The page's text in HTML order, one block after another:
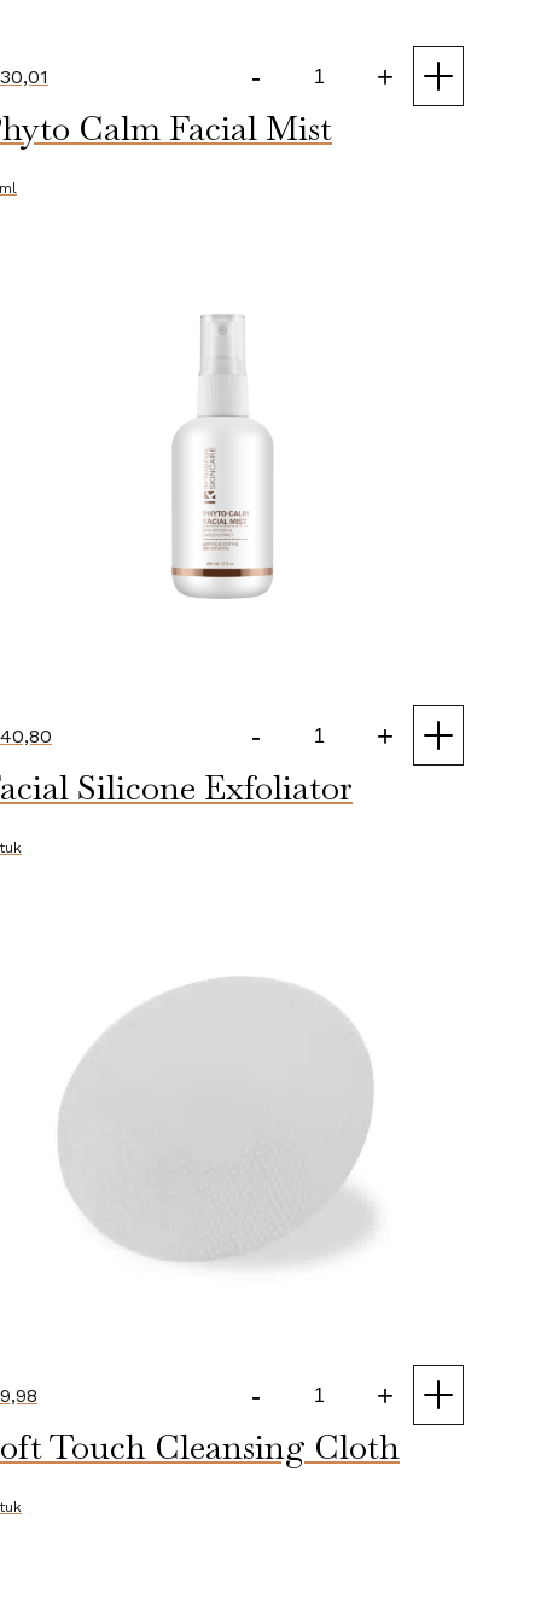
-
film
Skin
+
Calm Facial Mist
-
Calm
Facial
+
Silicone Exfoliator
-
Silicone
Exfoliator
+
Touch Cleansing Cloth